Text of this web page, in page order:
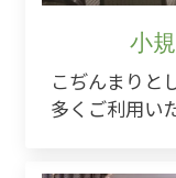
小
こぢんまりと
多くご利用い